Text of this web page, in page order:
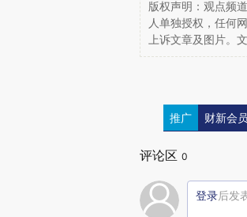
版权声明：观点频
人单独授权，任何
上诉文章及图片。
推广 财新会
评论区 0
登录后发